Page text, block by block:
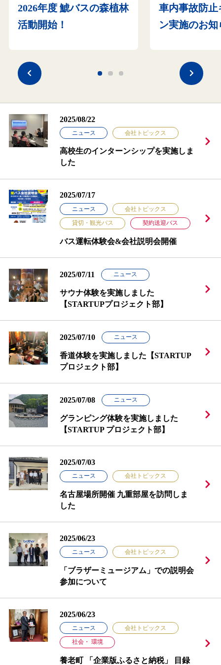
2026年度 鯱バスの森植林
活動開始！
車内事故防
ン実施のお知
2025/08/22
ニュース 会社トピックス
高校生のインターンシップを実施しま
した
2025/07/17
ニュース 会社トピックス
貸切・観光バス 契約送迎バス
バス運転体験会&会社説明会開催
2025/07/11 ニュース
サウナ体験を実施しました
【STARTUPプロジェクト部】
2025/07/10 ニュース
香道体験を実施しました【STARTUP
プロジェクト部】
2025/07/08 ニュース
グランピング体験を実施しました
【STARTUP プロジェクト部】
2025/07/03
ニュース 会社トピックス
名古屋場所開催 九重部屋を訪問しま
した
2025/06/23
ニュース 会社トピックス
「ブラザーミュージアム」での説明会
参加について
2025/06/23
ニュース 会社トピックス
社会・ 環境
養老町 「企業版ふるさと納税」 目録